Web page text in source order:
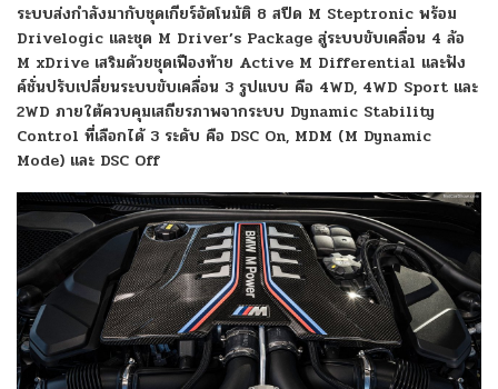
ระบบส่งกำลังมากับชุดเกียร์อัตโนมัติ 8 สปีด M Steptronic พร้อม
Drivelogic และชุด M Driver’s Package สู่ระบบขับเคลื่อน 4 ล้อ
M xDrive เสริมด้วยชุดเฟืองท้าย Active M Differential และฟัง
ค์ชั่นปรับเปลี่ยนระบบขับเคลื่อน 3 รูปแบบ คือ 4WD, 4WD Sport และ
2WD ภายใต้ควบคุมเสถียรภาพจากระบบ Dynamic Stability
Control ที่เลือกได้ 3 ระดับ คือ DSC On, MDM (M Dynamic
Mode) และ DSC Off